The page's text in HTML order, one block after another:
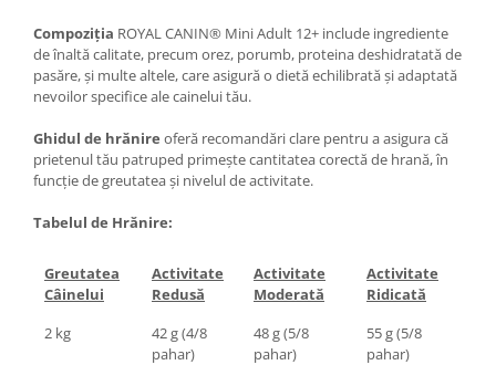
Compoziția ROYAL CANIN® Mini Adult 12+ include ingrediente
de înaltă calitate, precum orez, porumb, proteina deshidratată de
pasăre, și multe altele, care asigură o dietă echilibrată și adaptată
nevoilor specifice ale cainelui tău.
Ghidul de hrănire oferă recomandări clare pentru a asigura că
prietenul tău patruped primește cantitatea corectă de hrană, în
funcție de greutatea și nivelul de activitate.
Tabelul de Hrănire:
Greutatea
Câinelui
Activitate
Redusă
Activitate
Moderată
Activitate
Ridicată
2 kg
42 g (4/8
pahar)
48 g (5/8
pahar)
55 g (5/8
pahar)